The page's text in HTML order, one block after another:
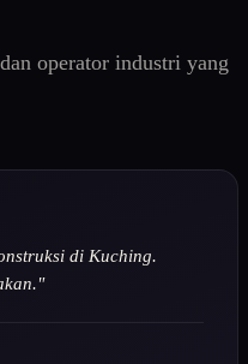
operator industri yang
di Kuching.